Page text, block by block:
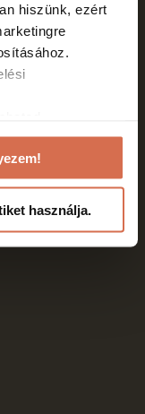
hiszünk, ezért
való
található
használja.